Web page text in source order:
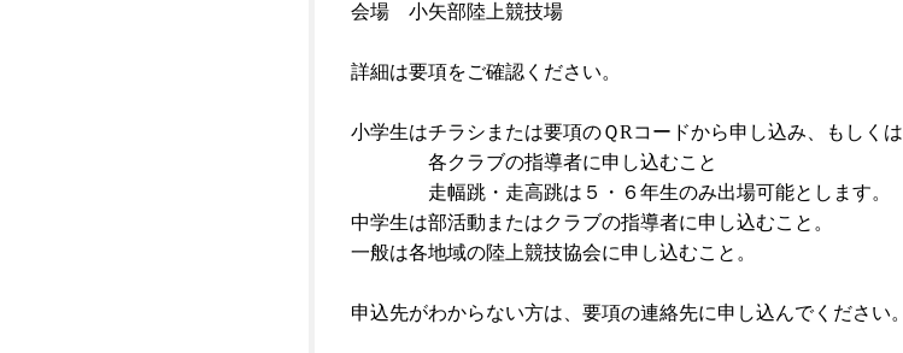
会場 小矢部陸上競技場
詳細は要項をご確認ください。
小学生はチラシまたは要項のＱRコードから申し込み、もしくは
各クラブの指導者に申し込むこと
走幅跳・走高跳は５・６年生のみ出場可能とします。
中学生は部活動またはクラブの指導者に申し込むこと。
一般は各地域の陸上競技協会に申し込むこと。
申込先がわからない方は、要項の連絡先に申し込んでください。